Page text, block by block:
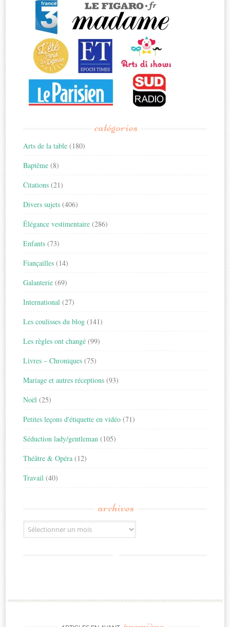
catégories
Arts de la table (180)
Baptême (8)
Citations (21)
Divers sujets (406)
Élégance vestimentaire (286)
Enfants (73)
Fiançailles (14)
Galanterie (69)
International (27)
Les coulisses du blog (141)
Les règles ont changé (99)
Livres – Chroniques (75)
Mariage et autres réceptions (93)
Noël (25)
Petites leçons d'étiquette en vidéo (71)
Séduction lady/gentleman (105)
Théâtre & Opéra (12)
Travail (40)
archives
Archives